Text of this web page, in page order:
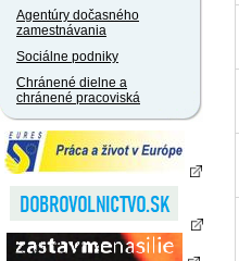
Agentúry dočasného
zamestnávania
Sociálne podniky
Chránené dielne a
chránené pracoviská